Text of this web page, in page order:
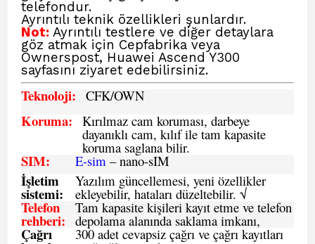
telefondur.
Ayrıntılı teknik özellikleri şunlardır.
Not: Ayrıntılı testlere ve diğer detaylara
göz atmak için Cepfabrika veya
Ownerspost, Huawei Ascend Y300
sayfasını ziyaret edebilirsiniz.
Teknoloji: CFK/OWN
Koruma: Kırılmaz cam koruması, darbeye
dayanıklı cam, kılıf ile tam kapasite
koruma saglana bilir.
SIM: E-sim – nano-sIM
İşletim
sistemi:
Yazılım güncellemesi, yeni özellikler
ekleyebilir, hataları düzeltebilir. √
Telefon
rehberi:
Tam kapasite kişileri kayıt etme ve telefon
depolama alanında saklama imkanı,
Çağrı 300 adet cevapsiz çağrı ve çağrı kayıtları